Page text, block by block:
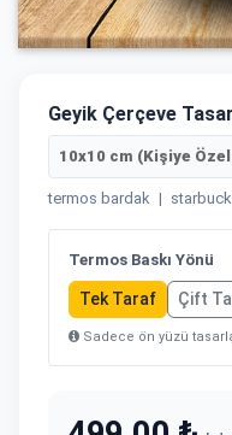
Geyik Çerçeve
10x10 cm (Kişiye
termos bardak |
Termos Baskı Yönü
Tek Taraf Çift
Sadece ön yüzü